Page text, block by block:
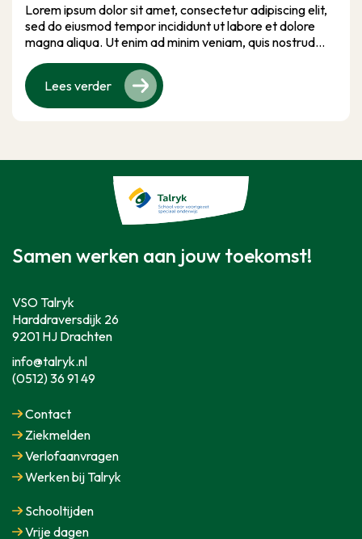
Lorem ipsum dolor sit amet, consectetur adipiscing elit,
sed do eiusmod tempor incididunt ut labore et dolore
magna aliqua. Ut enim ad minim veniam, quis nostrud
commodo consequat. Duis aute irure dolor in
reprehenderit in voluptate velit esse cillum dolore eu
fugiat nulla pariatur. Excepteur sint occaecat cupidatat
Lees verder
Samen werken aan jouw toekomst!
VSO Talryk
Harddraversdijk 26
9201 HJ Drachten
info@talryk.nl
(0512) 36 91 49
Contact
Ziekmelden
Verlofaanvragen
Werken bij Talryk
Schooltijden
Vrije dagen